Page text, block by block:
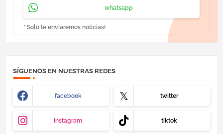
whatsapp
* Solo te enviaremos noticias!
SÍGUENOS EN NUESTRAS REDES
facebook twitter
instagram tiktok